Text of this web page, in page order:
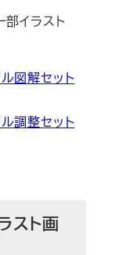
イラスト
図解セット
調整セット
スト画